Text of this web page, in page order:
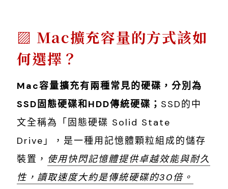
Mac擴充容量的方式該如
何選擇？
Mac容量擴充有兩種常見的硬碟，分別為
SSD固態硬碟和HDD傳統硬碟； SSD的中
文全稱為「固態硬碟 Solid State
Drive」，是一種用記憶體顆粒組成的儲存
裝置， 使用快閃記憶體提供卓越效能與耐久
性，讀取速度大約是傳統硬碟的30倍。